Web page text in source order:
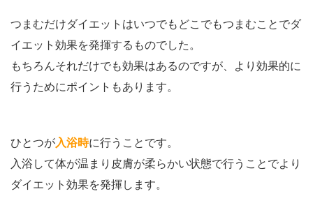
つまむだけダイエットはいつでもどこでもつまむことでダ
イエット効果を発揮するものでした。
もちろんそれだけでも効果はあるのですが、より効果的に
行うためにポイントもあります。
ひとつが入浴時に行うことです。
入浴して体が温まり皮膚が柔らかい状態で行うことでより
ダイエット効果を発揮します。